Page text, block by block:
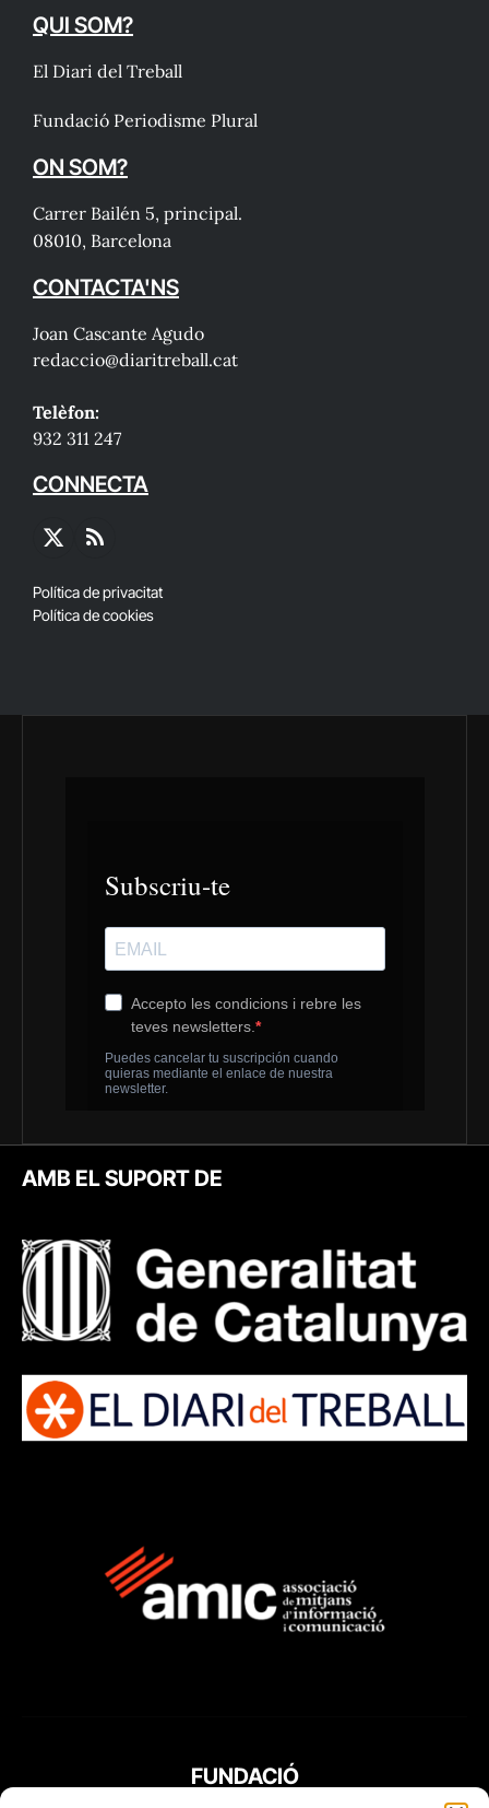
QUI SOM?
El Diari del Treball
Fundació Periodisme Plural
ON SOM?
Carrer Bailén 5, principal.
08010, Barcelona
CONTACTA'NS
Joan Cascante Agudo
redaccio@diaritreball.cat
Telèfon:
932 311 247
CONNECTA
X
RSS
Política de privacitat
Política de cookies
AMB EL SUPORT DE
FUNDACIÓ